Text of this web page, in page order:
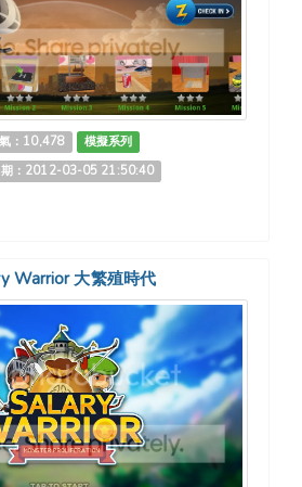
：10,478
模擬系列
期：2012-03-05 21:50:40
Warrior 大繁殖時代